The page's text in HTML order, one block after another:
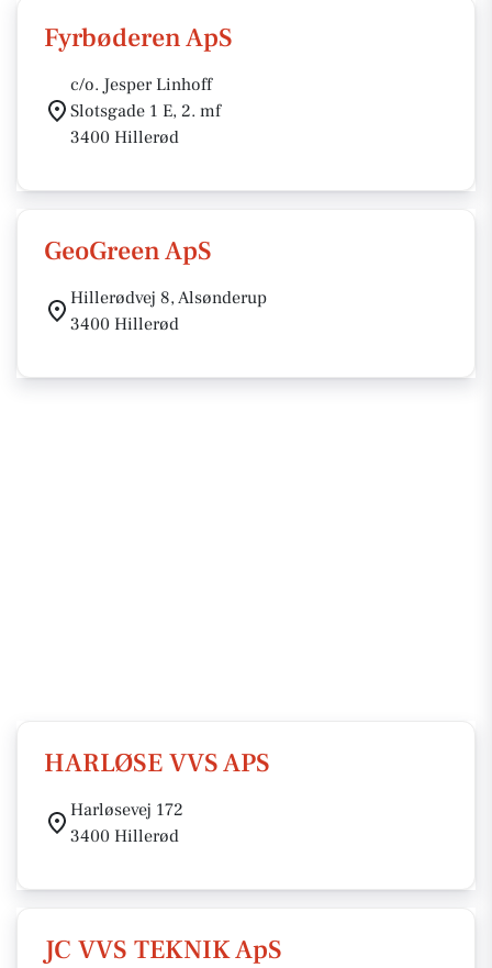
Fyrbøderen ApS
c/o. Jesper Linhoff
Slotsgade 1 E, 2. mf
3400 Hillerød
GeoGreen ApS
Hillerødvej 8, Alsønderup
3400 Hillerød
HARLØSE VVS APS
Harløsevej 172
3400 Hillerød
JC VVS TEKNIK ApS